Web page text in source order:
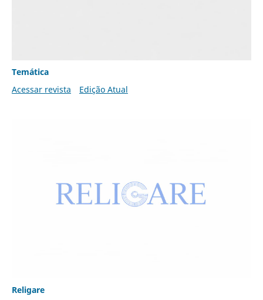
Temática
Acessar revista
Edição Atual
Religare